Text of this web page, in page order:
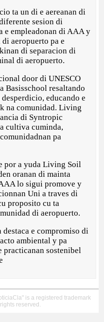
ta un di e aereanan di
sesion di
e empleadonan di AAA y
aeropuerto pa e
di separacion di
di aeropuerto.
door di UNESCO
Basisschool resaltando
educando e
na comunidad. Living
di Syntropic
cultiva cuminda,
pa
por a yuda Living Soil
oranan di mainta
lo sigui promove y
Uni a traves di
proposito cu ta
di aeropuerto.
destaca e compromiso di
ambiental y pa
practicanan sostenibel
is a registered trademark
reserved.